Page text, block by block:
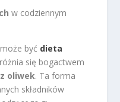
w codziennym
być dieta
się bogactwem
oliwek. Ta forma
składników